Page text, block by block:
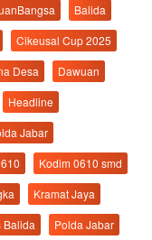
Balida
Cikeusal Cup 2025
Desa
Dawuan
Headline
Jabar
Kodim 0610 smd
Kramat Jaya
Balida
Polda Jabar